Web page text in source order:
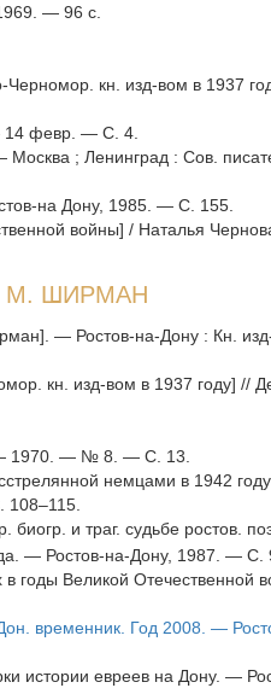
— 96 с.
Черномор. кн. изд-вом в 1937
14 февр. — С. 4.
; Ленинград : Сов.
на Дону, 1985. — С. 155.
войны] / Наталья
М. ШИРМАН
— Ростов-на-Дону : Кн.
кн. изд-вом в 1937 году] //
— 1970. — № 8. — С. 13.
немцами в 1942
биогр. и траг. судьбе ростов.
— Ростов-на-Дону, 1987. — С.
Великой Отечественной
временник. Год 2008. —
истории евреев на Дону. —